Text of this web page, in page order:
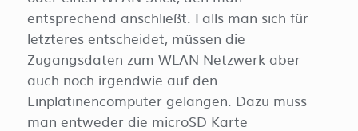
entsprechend anschließt. Falls man sich für
letzteres entscheidet, müssen die
Zugangsdaten zum WLAN Netzwerk aber
auch noch irgendwie auf den
Einplatinencomputer gelangen. Dazu muss
man entweder die microSD Karte